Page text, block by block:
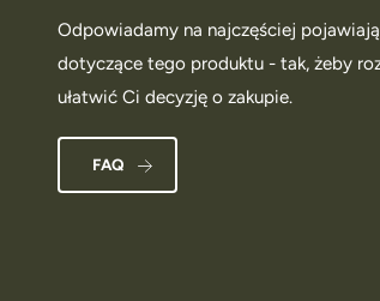
Odpowiadamy na najczęściej
dotyczące tego produktu - tak, żeby
ułatwić Ci decyzję o zakupie.
FAQ